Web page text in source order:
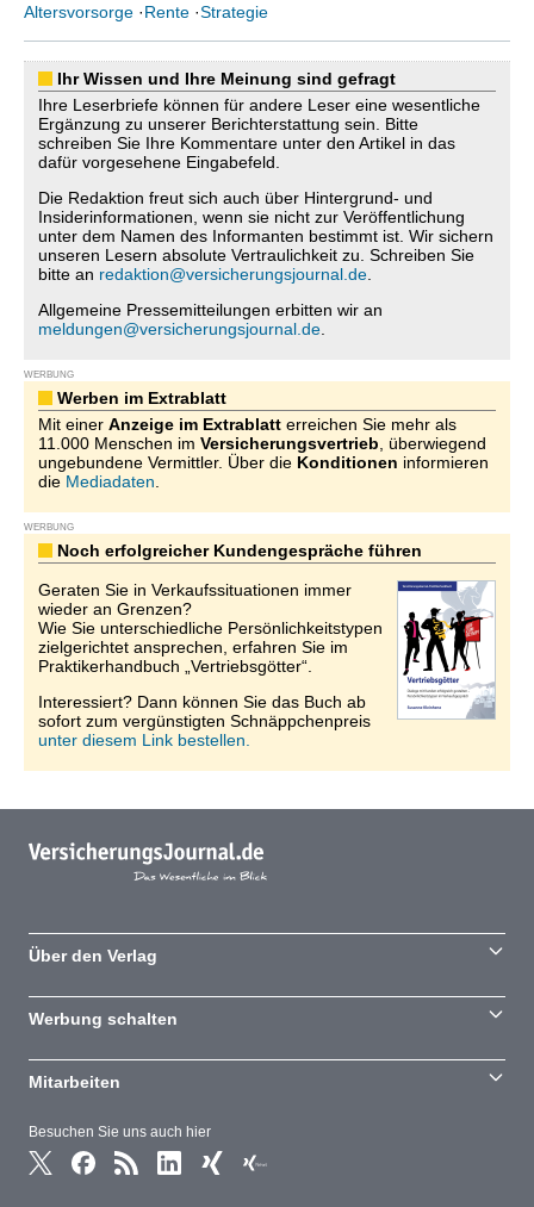
Altersvorsorge ·Rente ·Strategie
Ihr Wissen und Ihre Meinung sind gefragt
Ihre Leserbriefe können für andere Leser eine wesentliche
Ergänzung zu unserer Berichterstattung sein. Bitte
schreiben Sie Ihre Kommentare unter den Artikel in das
dafür vorgesehene Eingabefeld.
Die Redaktion freut sich auch über Hintergrund- und
Insiderinformationen, wenn sie nicht zur Veröffentlichung
unter dem Namen des Informanten bestimmt ist. Wir sichern
unseren Lesern absolute Vertraulichkeit zu. Schreiben Sie
bitte an redaktion@versicherungsjournal.de
Allgemeine Pressemitteilungen erbitten wir an
meldungen@versicherungsjournal.de
WERBUNG
Werben im Extrablatt
Mit einer Anzeige im Extrablatt erreichen Sie mehr als
11.000 Menschen im Versicherungsvertrieb , überwiegend
ungebundene Vermittler. Über die Konditionen informieren
die Mediadaten
WERBUNG
Noch erfolgreicher Kundengespräche führen
Geraten Sie in Verkaufssituationen immer
wieder an Grenzen?
Wie Sie unterschiedliche Persönlichkeitstypen
zielgerichtet ansprechen, erfahren Sie im
Praktikerhandbuch „Vertriebsgötter“.
Interessiert? Dann können Sie das Buch ab
sofort zum vergünstigten Schnäppchenpreis
unter diesem Link bestellen.
Besuchen Sie uns auch hier
Über den Verlag
Werbung schalten
Mitarbeiten